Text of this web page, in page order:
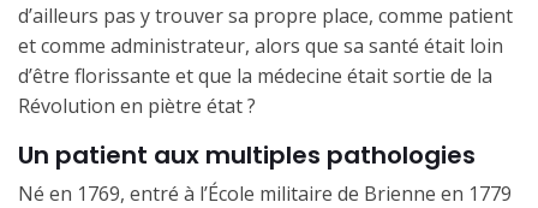
d’ailleurs pas y trouver sa propre place, comme patient
et comme administrateur, alors que sa santé était loin
d’être florissante et que la médecine était sortie de la
Révolution en piètre état ?
Un patient aux multiples pathologies
Né en 1769, entré à l’École militaire de Brienne en 1779